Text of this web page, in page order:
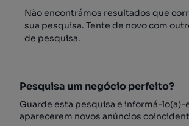
Não encontrámos resultados que
sua pesquisa. Tente de novo com
de pesquisa.
Pesquisa um negócio perfeito?
Guarde esta pesquisa e informá-lo(a)-
aparecerem novos anúncios